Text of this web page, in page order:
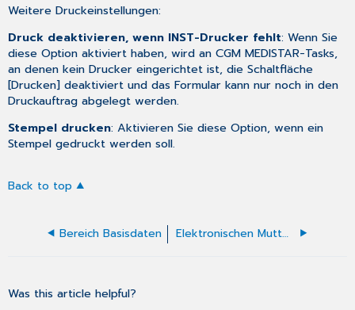
Weitere Druckeinstellungen:
Druck deaktivieren, wenn INST-Drucker fehlt: Wenn Sie
diese Option aktiviert haben, wird an CGM MEDISTAR-Tasks,
an denen kein Drucker eingerichtet ist, die Schaltfläche
[Drucken] deaktiviert und das Formular kann nur noch in den
Druckauftrag abgelegt werden.
Stempel drucken: Aktivieren Sie diese Option, wenn ein
Stempel gedruckt werden soll.
Back to top
Bereich Basisdaten Elektronischen Mutterpass erstellen/aufrufen
Was this article helpful?